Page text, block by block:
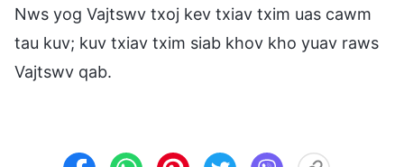
Nws yog Vajtswv txoj kev txiav txim uas cawm
tau kuv; kuv txiav txim siab khov kho yuav raws
Vajtswv qab.